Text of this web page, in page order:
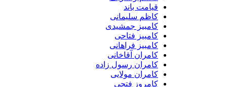
قیامت باند
کاظم سلیمانی
کامبیز جمشیدی
کامبیز فتاحی
کامبیز فراهانی
کامران آقاخانی
کامران رسول زاده
کامران مولایی
کامروز فتحی